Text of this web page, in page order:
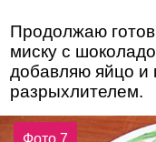
Продолжаю
миску с
добавляю яйцо и
разрыхлителем.
Фото 7